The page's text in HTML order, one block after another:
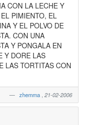
CON LA LECHE Y
PIMIENTO, EL
Y EL POLVO DE
CON UNA
Y PONGALA EN
Y DORE LAS
LAS TORTITAS CON
zhemma 21-02-2006